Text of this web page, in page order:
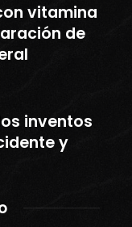
vitamina
de
inventos
y